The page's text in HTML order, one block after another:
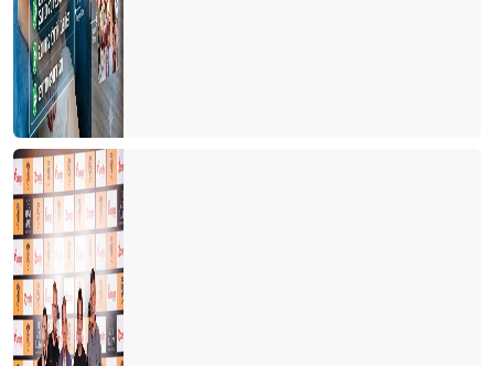
11 MİLYON TÜRK TURİST NEREYE GİDİYOR?
DÜNYA TÜRKİYE’DE NERELERİ MERAK EDİYOR?
GAZZE RİVİERASI
2025 YILINDA ANTALYA TURİZMİNİ BEKLEYEN RİSKLER
GURBETÇİ DEĞİL, ARTIK DÖRDÜNCÜ KUŞAK
Ben bu 2024'e pek ısınamadım
REHBERLER VAR OLMA MÜCAEDELESİ VERİYOR
ANTALYA TURİZMİNİN 10 YILI